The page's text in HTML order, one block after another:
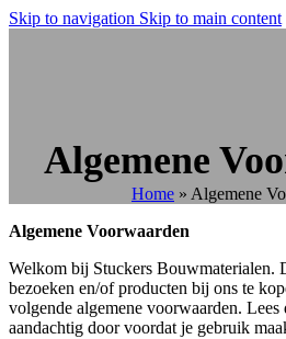
Skip to navigation Skip to main content
Algemene
Home » Algemene
Algemene Voorwaarden
Welkom bij Stuckers Bouwmaterialen.
bezoeken en/of producten bij ons te
volgende algemene voorwaarden. Lees
aandachtig door voordat je gebruik